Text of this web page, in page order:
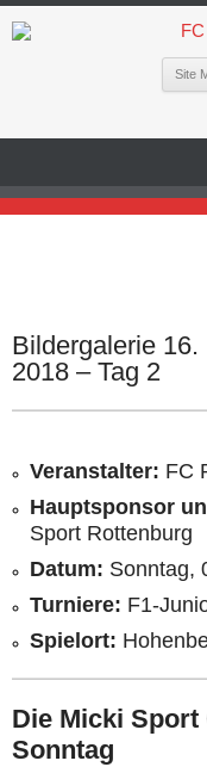
Site
Bildergalerie
2018 – Tag 2
Veranstalter: FC
Hauptsponsor
Sport Rottenburg
Datum: Sonntag,
Turniere: F1-
Spielort:
Die Micki Sport
Sonntag